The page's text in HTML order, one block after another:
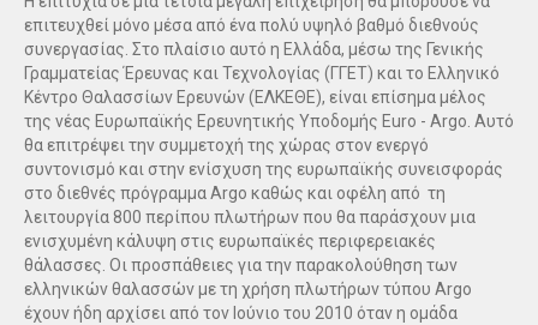
επιτευχθεί μόνο μέσα από ένα πολύ υψηλό βαθμό διεθνούς
συνεργασίας. Στο πλαίσιο αυτό η Ελλάδα, μέσω της Γενικής
Γραμματείας Έρευνας και Τεχνολογίας (ΓΓΕΤ) και το Ελληνικό
Κέντρο Θαλασσίων Ερευνών (ΕΛΚΕΘΕ), είναι επίσημα μέλος
της νέας Ευρωπαϊκής Ερευνητικής Υποδομής Euro - Argo. Αυτό
θα επιτρέψει την συμμετοχή της χώρας στον ενεργό
συντονισμό και στην ενίσχυση της ευρωπαϊκής συνεισφοράς
στο διεθνές πρόγραμμα Argo καθώς και οφέλη από τη
λειτουργία 800 περίπου πλωτήρων που θα παράσχουν μια
ενισχυμένη κάλυψη στις ευρωπαϊκές περιφερειακές
θάλασσες. Οι προσπάθειες για την παρακολούθηση των
ελληνικών θαλασσών με τη χρήση πλωτήρων τύπου Argo
έχουν ήδη αρχίσει από τον Ιούνιο του 2010 όταν η ομάδα